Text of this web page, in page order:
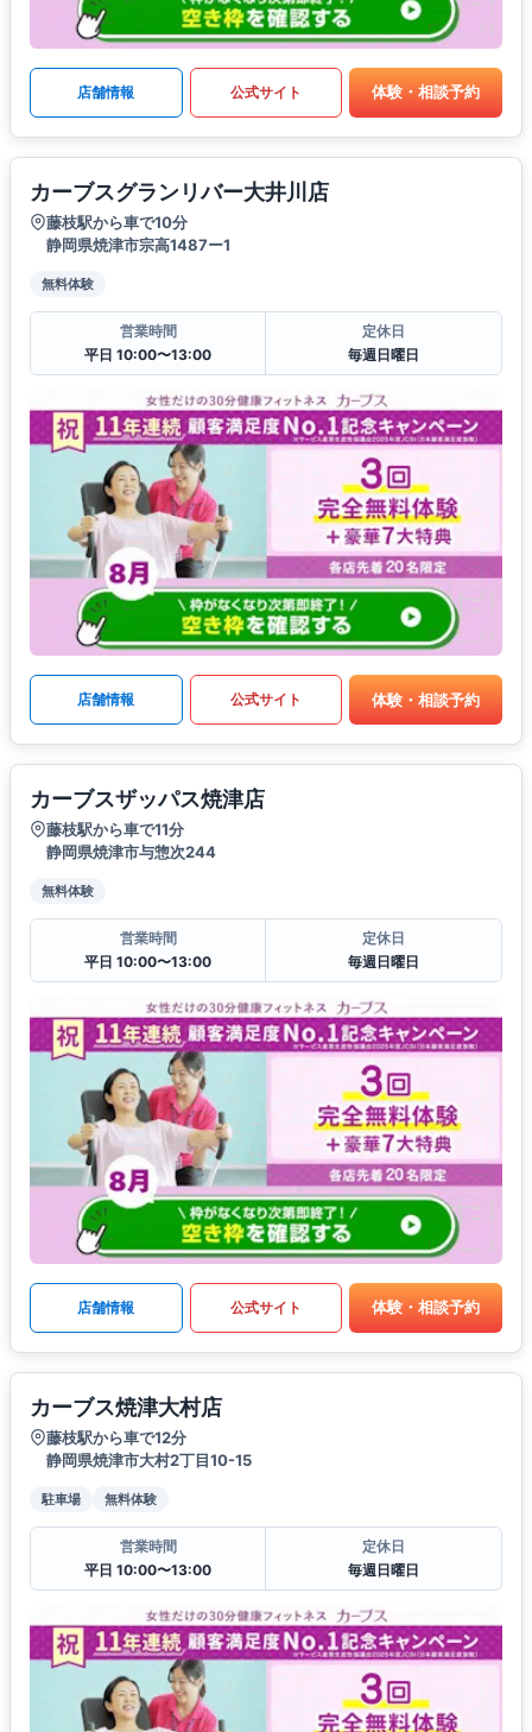
店舗情報 公式サイト 体験・相談予約
カーブスグランリバー大井川店
藤枝駅から車で10分
静岡県焼津市宗高1487ー1
無料体験
営業時間
平日 10:00〜13:00
定休日
毎週日曜日
店舗情報 公式サイト 体験・相談予約
カーブスザッパス焼津店
藤枝駅から車で11分
静岡県焼津市与惣次244
無料体験
営業時間
平日 10:00〜13:00
定休日
毎週日曜日
店舗情報 公式サイト 体験・相談予約
カーブス焼津大村店
藤枝駅から車で12分
静岡県焼津市大村2丁目10-15
駐車場 無料体験
営業時間
平日 10:00〜13:00
定休日
毎週日曜日